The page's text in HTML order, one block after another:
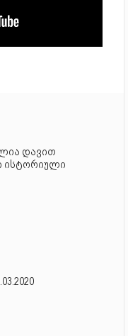
დავით
ისტორიული